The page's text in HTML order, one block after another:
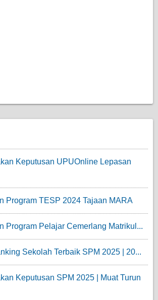
Keputusan UPUOnline Lepasan
Program TESP 2024 Tajaan MARA
Program Pelajar Cemerlang Matrikul...
Sekolah Terbaik SPM 2025 | 20...
Keputusan SPM 2025 | Muat Turun